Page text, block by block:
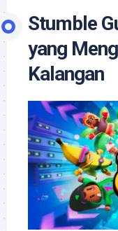
Stumble
yang
Kalangan